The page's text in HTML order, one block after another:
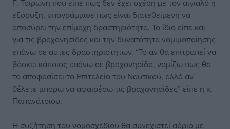
Γ. Τσιρώνη που είπε πως δεν έχει σχέση με τον αιγιαλό η
εξόρυξη, υπογράμμισε πως είναι διατεθειμένη να
αποσύρει την επίμαχη δραστηριότητα. Το ίδιο είπε και
για τις βραχονησίδες και την δυνατότητα νομιμοποίησης
επάνω σε αυτές δραστηριοτήτων. “Το αν θα επιτραπεί να
βόσκει κάποιος επάνω σε βραχονησίδα, νομίζω πως θα
το αποφασίσει το Επιτελείο του Ναυτικού, αλλά αν
θέλετε μπορώ να αφαιρέσω τις βραχονησίδες” είπε η κ.
Παπανάτσιου.
Η συζήτηση του νομοσχεδίου θα συνεχιστεί αύριο με